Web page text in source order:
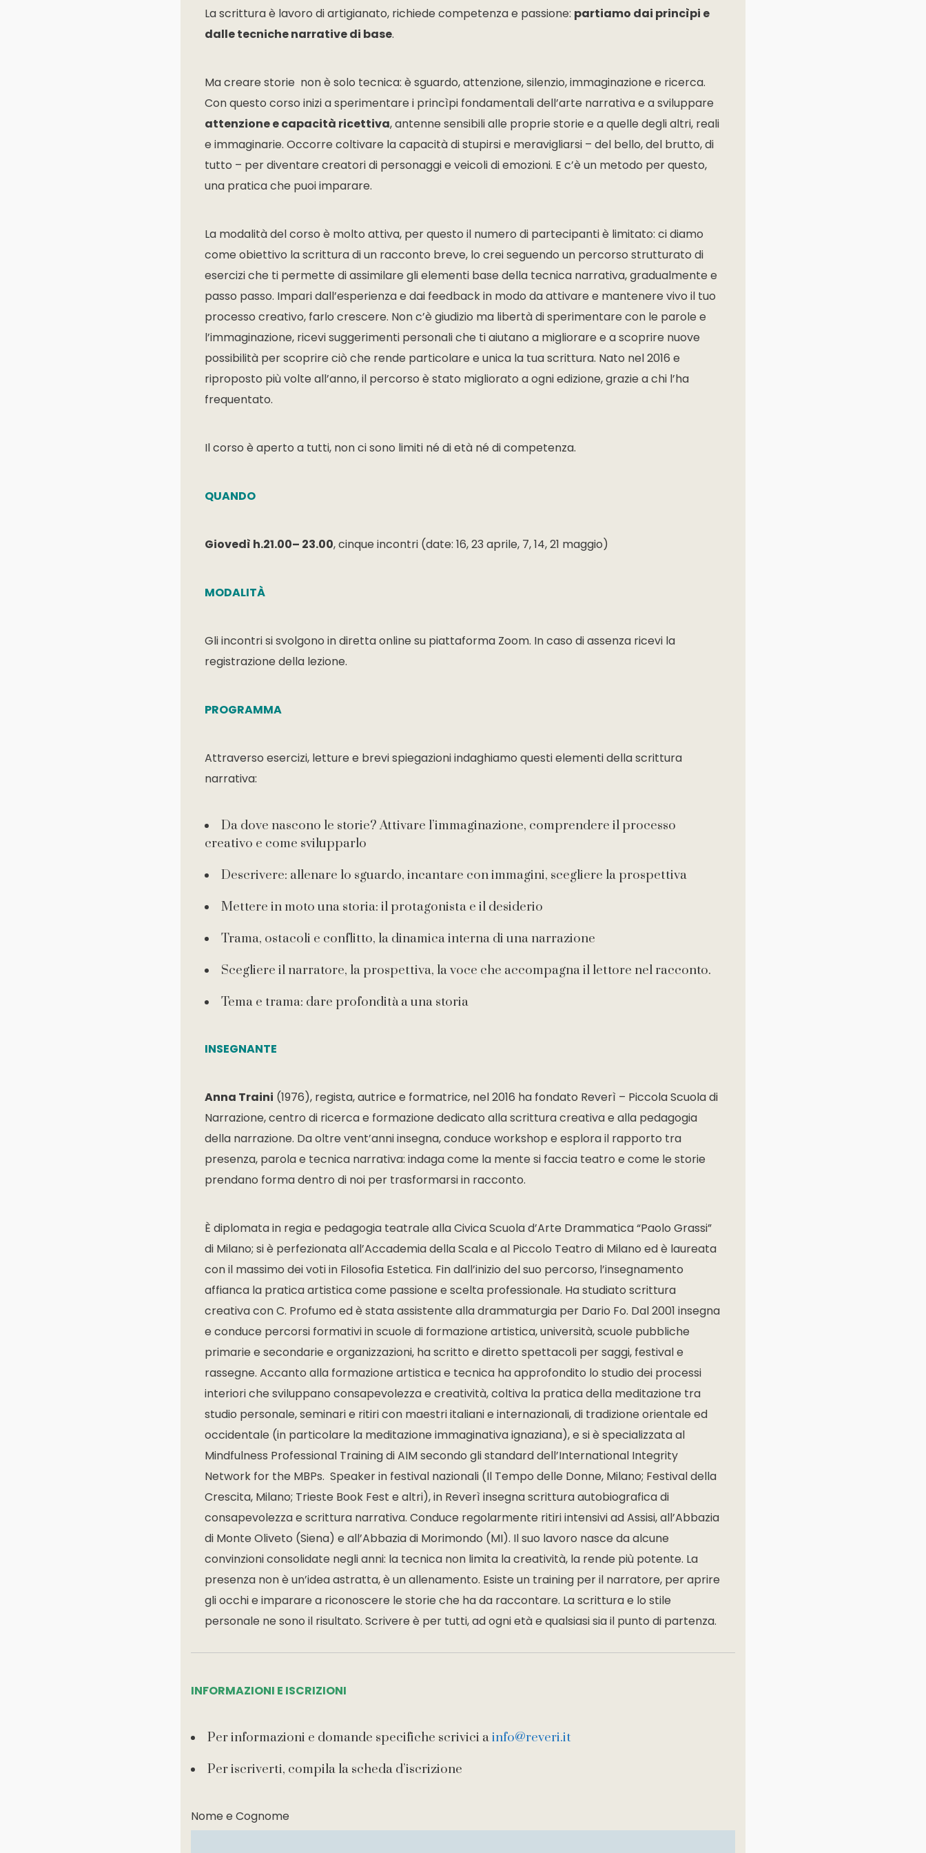
La scrittura è lavoro di artigianato, richiede competenza e passione: partiamo dai princìpi e
dalle tecniche narrative di base.
Ma creare storie non è solo tecnica: è sguardo, attenzione, silenzio, immaginazione e ricerca.
Con questo corso inizi a sperimentare i princìpi fondamentali dell’arte narrativa e a sviluppare
attenzione e capacità ricettiva, antenne sensibili alle proprie storie e a quelle degli altri, reali
e immaginarie. Occorre coltivare la capacità di stupirsi e meravigliarsi – del bello, del brutto, di
tutto – per diventare creatori di personaggi e veicoli di emozioni. E c’è un metodo per questo,
una pratica che puoi imparare.
La modalità del corso è molto attiva, per questo il numero di partecipanti è limitato: ci diamo
come obiettivo la scrittura di un racconto breve, lo crei seguendo un percorso strutturato di
esercizi che ti permette di assimilare gli elementi base della tecnica narrativa, gradualmente e
passo passo. Impari dall’esperienza e dai feedback in modo da attivare e mantenere vivo il tuo
processo creativo, farlo crescere. Non c’è giudizio ma libertà di sperimentare con le parole e
l’immaginazione, ricevi suggerimenti personali che ti aiutano a migliorare e a scoprire nuove
possibilità per scoprire ciò che rende particolare e unica la tua scrittura. Nato nel 2016 e
riproposto più volte all’anno, il percorso è stato migliorato a ogni edizione, grazie a chi l’ha
frequentato.
Il corso è aperto a tutti, non ci sono limiti né di età né di competenza.
QUANDO
Giovedì h.21.00– 23.00, cinque incontri (date: 16, 23 aprile, 7, 14, 21 maggio)
MODALITÀ
Gli incontri si svolgono in diretta online su piattaforma Zoom. In caso di assenza ricevi la
registrazione della lezione.
PROGRAMMA
Attraverso esercizi, letture e brevi spiegazioni indaghiamo questi elementi della scrittura
narrativa:
Da dove nascono le storie? Attivare l’immaginazione, comprendere il processo
creativo e come svilupparlo
Descrivere: allenare lo sguardo, incantare con immagini, scegliere la prospettiva
Mettere in moto una storia: il protagonista e il desiderio
Trama, ostacoli e conflitto, la dinamica interna di una narrazione
Scegliere il narratore, la prospettiva, la voce che accompagna il lettore nel racconto.
Tema e trama: dare profondità a una storia
INSEGNANTE
Anna Traini (1976), regista, autrice e formatrice, nel 2016 ha fondato Reverì – Piccola Scuola di
Narrazione, centro di ricerca e formazione dedicato alla scrittura creativa e alla pedagogia
della narrazione. Da oltre vent’anni insegna, conduce workshop e esplora il rapporto tra
presenza, parola e tecnica narrativa: indaga come la mente si faccia teatro e come le storie
prendano forma dentro di noi per trasformarsi in racconto.
È diplomata in regia e pedagogia teatrale alla Civica Scuola d’Arte Drammatica “Paolo Grassi”
di Milano; si è perfezionata all’Accademia della Scala e al Piccolo Teatro di Milano ed è laureata
con il massimo dei voti in Filosofia Estetica. Fin dall’inizio del suo percorso, l’insegnamento
affianca la pratica artistica come passione e scelta professionale. Ha studiato scrittura
creativa con C. Profumo ed è stata assistente alla drammaturgia per Dario Fo. Dal 2001 insegna
e conduce percorsi formativi in scuole di formazione artistica, università, scuole pubbliche
primarie e secondarie e organizzazioni, ha scritto e diretto spettacoli per saggi, festival e
rassegne. Accanto alla formazione artistica e tecnica ha approfondito lo studio dei processi
interiori che sviluppano consapevolezza e creatività, coltiva la pratica della meditazione tra
studio personale, seminari e ritiri con maestri italiani e internazionali, di tradizione orientale ed
occidentale (in particolare la meditazione immaginativa ignaziana), e si è specializzata al
Mindfulness Professional Training di AIM secondo gli standard dell’International Integrity
Network for the MBPs. Speaker in festival nazionali (Il Tempo delle Donne, Milano; Festival della
Crescita, Milano; Trieste Book Fest e altri), in Reverì insegna scrittura autobiografica di
consapevolezza e scrittura narrativa. Conduce regolarmente ritiri intensivi ad Assisi, all’Abbazia
di Monte Oliveto (Siena) e all’Abbazia di Morimondo (MI). Il suo lavoro nasce da alcune
convinzioni consolidate negli anni: la tecnica non limita la creatività, la rende più potente. La
presenza non è un’idea astratta, è un allenamento. Esiste un training per il narratore, per aprire
gli occhi e imparare a riconoscere le storie che ha da raccontare. La scrittura e lo stile
personale ne sono il risultato. Scrivere è per tutti, ad ogni età e qualsiasi sia il punto di partenza.
INFORMAZIONI E ISCRIZIONI
Per informazioni e domande specifiche scrivici ainfo@reveri.it
Per iscriverti, compila la scheda d’iscrizione
Nome e Cognome